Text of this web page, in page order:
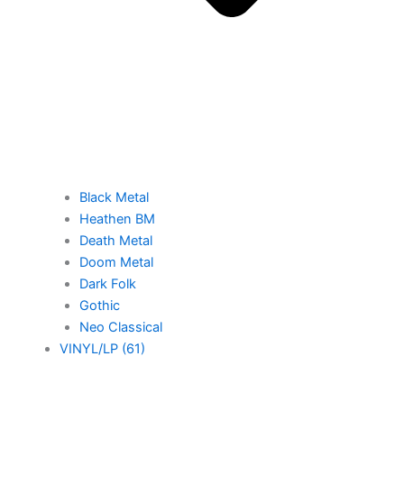
Black Metal
Heathen BM
Death Metal
Doom Metal
Dark Folk
Gothic
Neo Classical
VINYL/LP (61)